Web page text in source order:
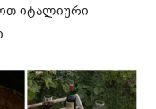
იტალიური